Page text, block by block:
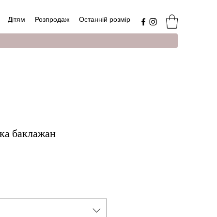
Дітям Розпродаж Останній розмір
баклажан